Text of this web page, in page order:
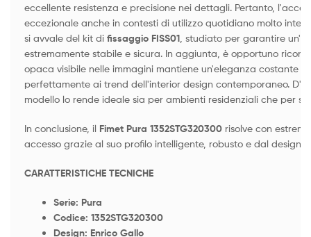
eccellente resistenza e precisione nei dettagli. Pertanto,
eccezionale anche in contesti di utilizzo quotidiano molto
si avvale del kit di fissaggio FISS01, studiato per garantire
estremamente stabile e sicura. In aggiunta, è opportuno
opaca visibile nelle immagini mantiene un'eleganza costante
perfettamente ai trend dell'interior design contemporaneo.
modello lo rende ideale sia per ambienti residenziali che per
In conclusione, il Fimet Pura 1352STG320300risolve con
accesso grazie al suo profilo intelligente, robusto e dal design
CARATTERISTICHE TECNICHE
Serie: Pura
Codice: 1352STG320300
Design: Enrico Gallo